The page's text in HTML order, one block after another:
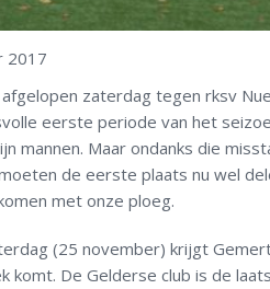
2017
zaterdag tegen rksv
eerste periode van het
mannen. Maar ondanks die
de eerste plaats nu wel
met onze ploeg.
(25 november) krijgt
komt. De Gelderse club is de